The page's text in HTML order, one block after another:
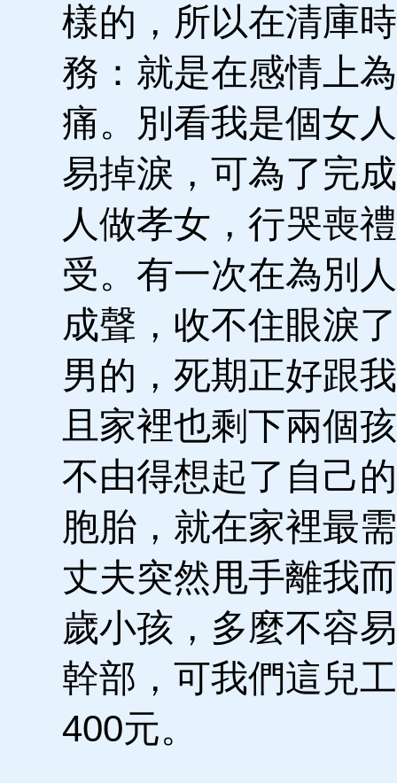
樣的，所以在清庫
務：就是在感情上
痛。別看我是個女
易掉淚，可為了完
人做孝女，行哭喪
受。有一次在為別
成聲，收不住眼淚
男的，死期正好跟
且家裡也剩下兩個
不由得想起了自己
胞胎，就在家裡最
丈夫突然甩手離我
歲小孩，多麼不容
幹部，可我們這兒
400元。